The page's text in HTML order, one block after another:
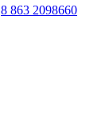
8 863 2098660